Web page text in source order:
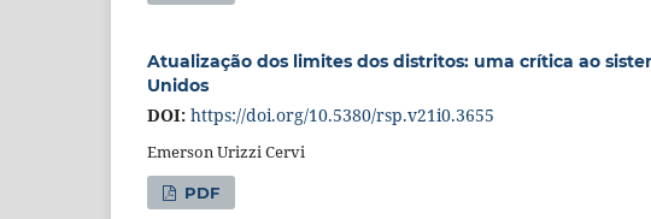
Atualização dos limites dos distritos: uma crítica ao
Unidos
DOI: https://doi.org/10.5380/rsp.v21i0.3655
Emerson Urizzi Cervi
PDF